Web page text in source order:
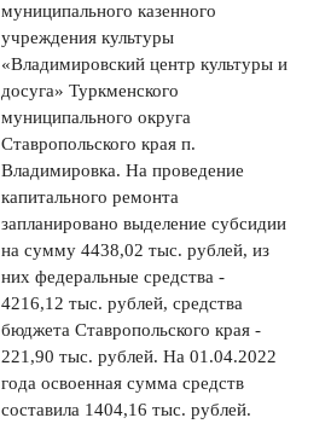
муниципального казенного
учреждения культуры
«Владимировский центр культуры и
досуга» Туркменского
муниципального округа
Ставропольского края п.
Владимировка. На проведение
капитального ремонта
запланировано выделение субсидии
на сумму 4438,02 тыс. рублей, из
них федеральные средства -
4216,12 тыс. рублей, средства
бюджета Ставропольского края -
221,90 тыс. рублей. На 01.04.2022
года освоенная сумма средств
составила 1404,16 тыс. рублей.